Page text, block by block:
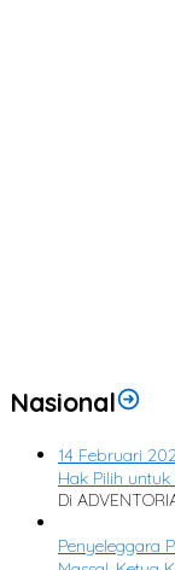
Nasional
14 Februari
Hak Pilih untuk
Di
Penyeleggara